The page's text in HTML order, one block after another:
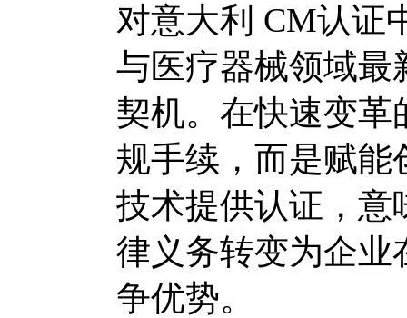
对意大利 CM认证
与医疗器械领域最
契机。在快速变革
规手续，而是赋能
技术提供认证，意
律义务转变为企业
争优势。